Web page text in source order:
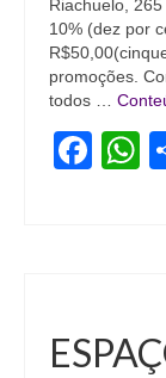
Riachuelo,
10% (dez por
promoções.
todos …